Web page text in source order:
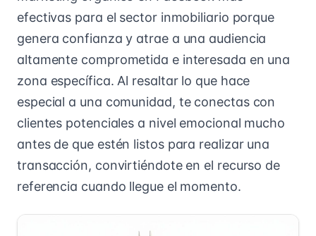
efectivas para el sector inmobiliario porque
genera confianza y atrae a una audiencia
altamente comprometida e interesada en una
zona específica. Al resaltar lo que hace
especial a una comunidad, te conectas con
clientes potenciales a nivel emocional mucho
antes de que estén listos para realizar una
transacción, convirtiéndote en el recurso de
referencia cuando llegue el momento.